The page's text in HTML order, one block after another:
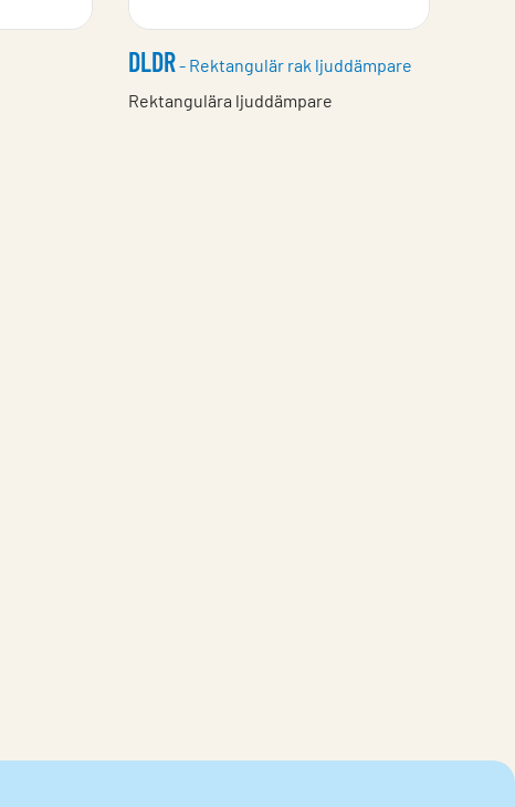
DLDR- Rektangulär rak ljuddämpare
Rektangulära ljuddämpare